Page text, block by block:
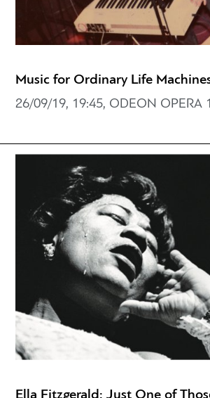
Music for Ordinary Life
26/09/19, 19:45, ODEON OPERA 1